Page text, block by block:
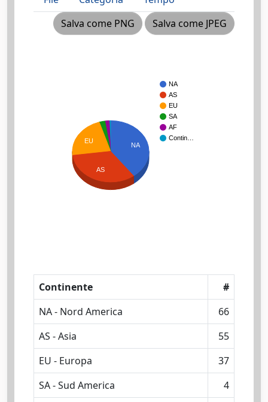
Salva come PNG
Salva come JPEG
NA
AS
EU
SA
AF
Contin…
NA
EU
AS
Continente
#
NA - Nord America
66
AS - Asia
55
EU - Europa
37
SA - Sud America
4